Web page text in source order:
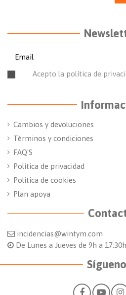
Acepto la política de
Cambios y devoluciones
Términos y condiciones
FAQ'S
Política de privacidad
Política de cookies
Plan apoya
incidencias@wintym.com
De Lunes a Jueves de 9h a